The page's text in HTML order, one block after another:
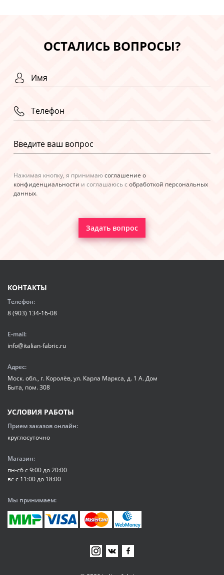
ОСТАЛИСЬ ВОПРОСЫ?
Нажимая кнопку, я принимаюсоглашение о
конфиденциальности и соглашаюсь с обработкой персональных
данных.
Задать вопрос
КОНТАКТЫ
Телефон:
8 (903) 134-16-08
E-mail:
info@italian-fabric.ru
Адрес:
Моск. обл., г. Королёв, ул. Карла Маркса, д. 1 А. Дом
Быта, пом. 308
УСЛОВИЯ РАБОТЫ
Прием заказов онлайн:
круглосуточно
Магазин:
пн-сб с 9:00 до 20:00
вс с 11:00 до 18:00
Мы принимаем: